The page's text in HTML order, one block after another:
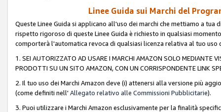
Linee Guida sui Marchi del
Queste Linee Guida si applicano all'uso dei marchi che mettiamo a
rispetto rigoroso di queste Linee Guida è richiesto in qualsiasi
comporterà l'automatica revoca di qualsiasi licenza relativa al tuo uso
1. SEI AUTORIZZATO AD USARE I MARCHI AMAZON SOLO MEDIANTE
PRODOTTI SU UN SITO AMAZON, CON UN CORRISPONDENTE LINK
2. Il tuo uso dei Marchi Amazon deve (i) attenersi alla versione più
(come definiti nell' Allegato relativo alle Commissioni Pubblicitarie).
3. Puoi utilizzare i Marchi Amazon esclusivamente per la finalità